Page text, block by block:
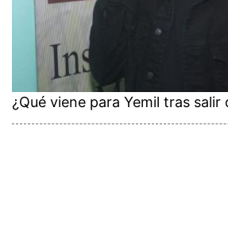
¿Qué viene para Yemil tras salir